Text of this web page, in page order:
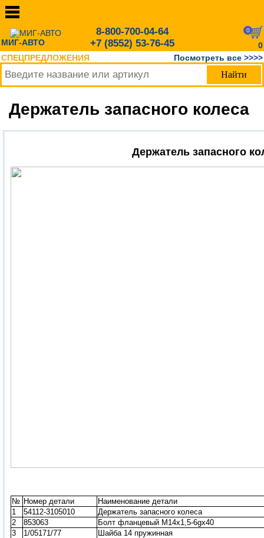
МИГ-АВТО
8-800-700-04-64
+7 (8552) 53-76-45
0
0
СПЕЦПРЕДЛОЖЕНИЯ
Посмотреть все >>>>
Держатель запасного колеса
Держатель запасного
№ Номер детали
Наименование детали
1
54112-3105010
Держатель запасного колеса
2
853063
Болт фланцевый М14х1,5-6gх40
3
1/05171/77
Шайба 14 пружинная